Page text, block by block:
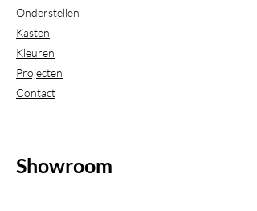
Onderstellen
Kasten
Kleuren
Projecten
Contact
Showroom